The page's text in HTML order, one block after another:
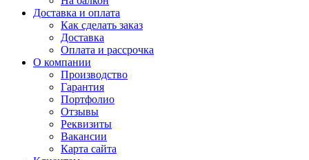
Доставка и оплата
Как сделать заказ
Доставка
Оплата и рассрочка
О компании
Производство
Гарантия
Портфолио
Отзывы
Реквизиты
Вакансии
Карта сайта